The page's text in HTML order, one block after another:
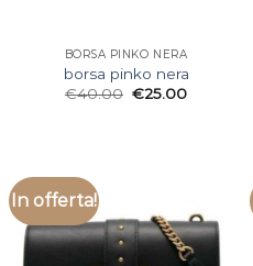
BORSA PINKO NERA
borsa pinko nera
€40.00 €25.00
In offerta!